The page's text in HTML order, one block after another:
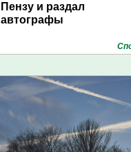
Пензу и раздал
автографы